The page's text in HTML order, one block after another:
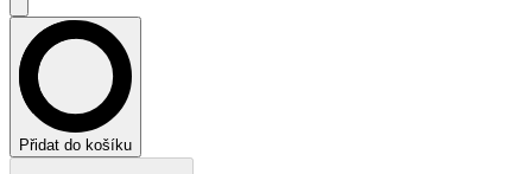
Přidat do košíku